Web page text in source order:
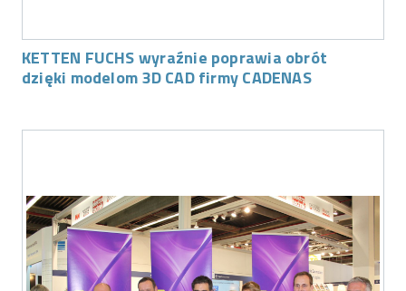
KETTEN FUCHS wyraźnie poprawia obrót
dzięki modelom 3D CAD firmy CADENAS